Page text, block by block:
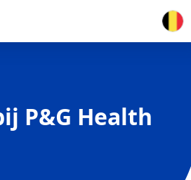
P&G Health